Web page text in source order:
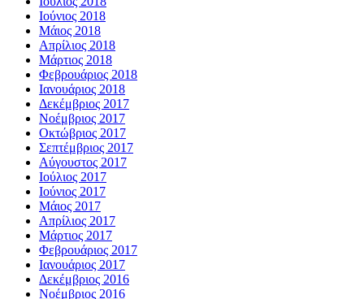
Ιούνιος 2018
Μάιος 2018
Απρίλιος 2018
Μάρτιος 2018
Φεβρουάριος 2018
Ιανουάριος 2018
Δεκέμβριος 2017
Νοέμβριος 2017
Οκτώβριος 2017
Σεπτέμβριος 2017
Αύγουστος 2017
Ιούλιος 2017
Ιούνιος 2017
Μάιος 2017
Απρίλιος 2017
Μάρτιος 2017
Φεβρουάριος 2017
Ιανουάριος 2017
Δεκέμβριος 2016
Νοέμβριος 2016